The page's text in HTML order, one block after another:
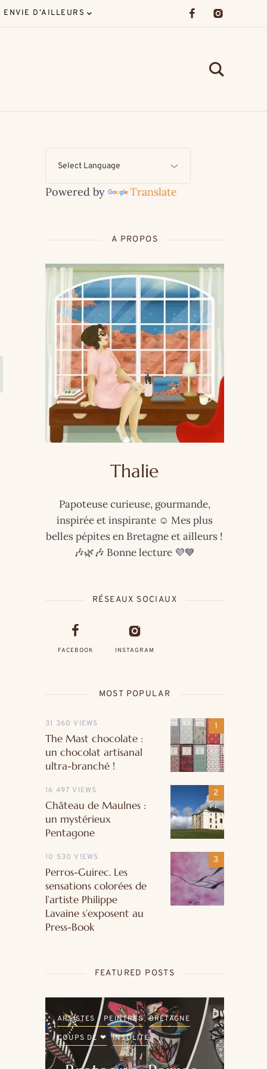
ENVIE D’AILLEURS
Powered by Translate
A PROPOS
Thalie
Papoteuse curieuse, gourmande,
inspirée et inspirante ☺️ Mes plus
belles pépites en Bretagne et ailleurs !
🎶🌿🎶 Bonne lecture 💜💙
RÉSEAUX SOCIAUX
FACEBOOK INSTAGRAM
MOST POPULAR
31 360 VIEWS
The Mast chocolate :
un chocolat artisanal
ultra-branché !
16 497 VIEWS
Château de Maulnes :
un mystérieux
Pentagone
10 530 VIEWS
Perros-Guirec. Les
sensations colorées de
l’artiste Philippe
Lavaine s’exposent au
Press-Book
FEATURED POSTS
ARTISTES - PEINTRES
BRETAGNE
COUPS DE ❤
INSOLITE